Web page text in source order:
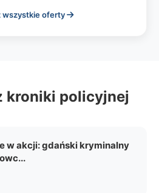
wszystkie oferty
kroniki policyjnej
w akcji: gdański kryminalny